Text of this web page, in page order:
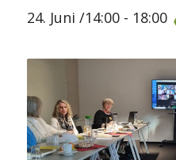
24. Juni /14:00- 18:00